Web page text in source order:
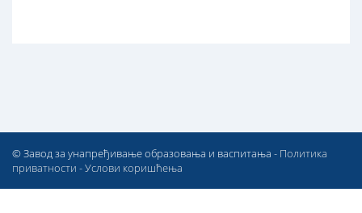
© Завод за унапређивање образовања и васпитања - Политика
приватности -Услови коришћења